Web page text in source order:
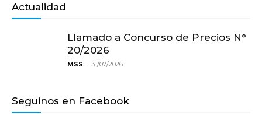
Actualidad
Llamado a Concurso de Precios N°
20/2026
MSS - 31/07/2026
Seguinos en Facebook